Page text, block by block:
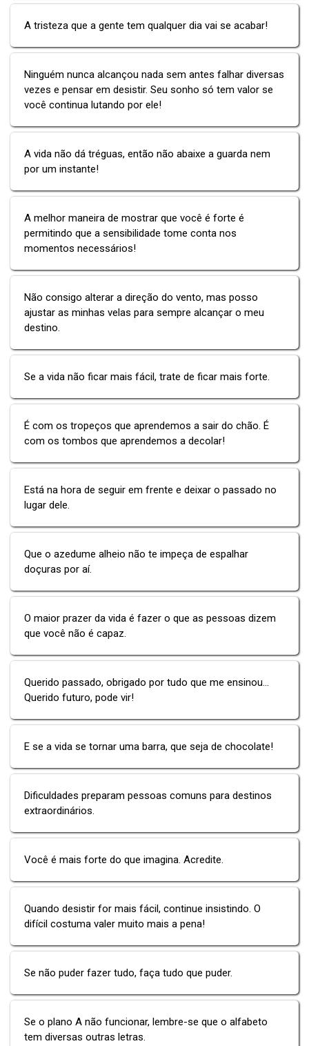
A tristeza que a gente tem qualquer dia vai se acabar!
Ninguém nunca alcançou nada sem antes falhar diversas
vezes e pensar em desistir. Seu sonho só tem valor se
você continua lutando por ele!
A vida não dá tréguas, então não abaixe a guarda nem
por um instante!
A melhor maneira de mostrar que você é forte é
permitindo que a sensibilidade tome conta nos
momentos necessários!
Não consigo alterar a direção do vento, mas posso
ajustar as minhas velas para sempre alcançar o meu
destino.
Se a vida não ficar mais fácil, trate de ficar mais forte.
É com os tropeços que aprendemos a sair do chão. É
com os tombos que aprendemos a decolar!
Está na hora de seguir em frente e deixar o passado no
lugar dele.
Que o azedume alheio não te impeça de espalhar
doçuras por aí.
O maior prazer da vida é fazer o que as pessoas dizem
que você não é capaz.
Querido passado, obrigado por tudo que me ensinou...
Querido futuro, pode vir!
E se a vida se tornar uma barra, que seja de chocolate!
Dificuldades preparam pessoas comuns para destinos
extraordinários.
Você é mais forte do que imagina. Acredite.
Quando desistir for mais fácil, continue insistindo. O
difícil costuma valer muito mais a pena!
Se não puder fazer tudo, faça tudo que puder.
Se o plano A não funcionar, lembre-se que o alfabeto
tem diversas outras letras.